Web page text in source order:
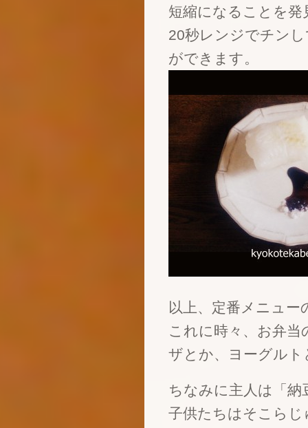
短縮になることを発
20秒レンジでチン
ができます。
以上、定番メニュー
これに時々、お弁
ザとか、ヨーグル
ちなみに主人は「
子供たちはそこら